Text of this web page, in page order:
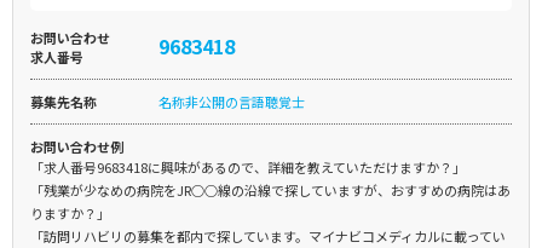
お問い合わせ
求人番号
9683418
募集先名称 名称非公開の言語聴覚士
お問い合わせ例
「求人番号9683418に興味があるので、詳細を教えていただけますか？」
「残業が少なめの病院をJR○○線の沿線で探していますが、おすすめの病院はあ
りますか？」
「訪問リハビリの募集を都内で探しています。マイナビコメディカルに載ってい